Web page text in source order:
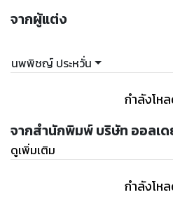
จากผู้แต่ง
นพพิชญ์ ประหวั่น
กำลังโห
จากสำนักพิมพ์ บริษัท ออลเ
ดูเพิ่มเติม
กำลังโห